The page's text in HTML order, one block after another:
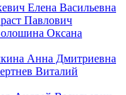
Елена Васильевна
Павлович
Оксана
Анна Дмитриевна
Виталий